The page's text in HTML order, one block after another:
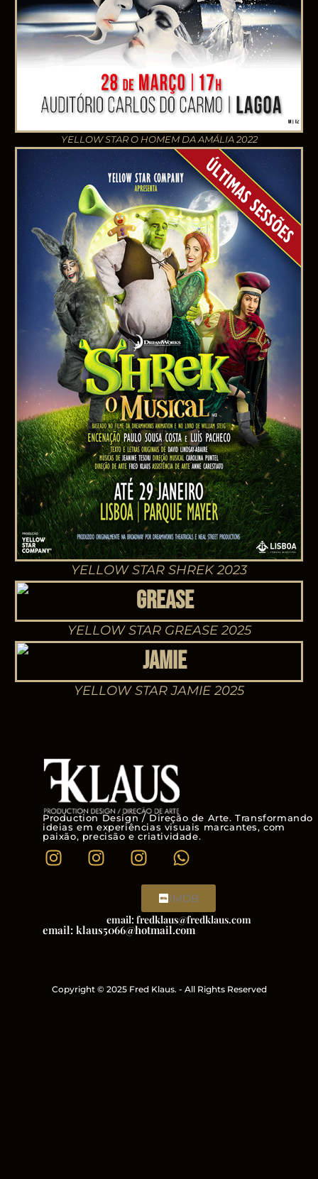
YELLOW STAR O HOMEM DA AMÁLIA 2022
YELLOW STAR SHREK 2023
YELLOW STAR GREASE 2025
YELLOW STAR JAMIE 2025
Production Design / Direção de Arte. Transformando
ideias em experiências visuais marcantes, com
paixão, precisão e criatividade.
IMDB
email: fredklaus@fredklaus.com
email: klaus5066@hotmail.com
Copyright © 2025 Fred Klaus. - All Rights Reserved